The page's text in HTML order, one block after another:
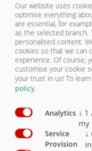
Sada svítidel LED – pouze ve
balíčkem
Ochranný balíček
Podjezdová zábrana
Podjezdová zábrana tuhá
Our website uses
optimise everything
are essential, for
as the selected branch.
personalised content.
cookies so that we can
experience. Of course,
customise your cookie
your trust in us! To
policy.
Analytics ↓ 1
my
Service
Provision
↓